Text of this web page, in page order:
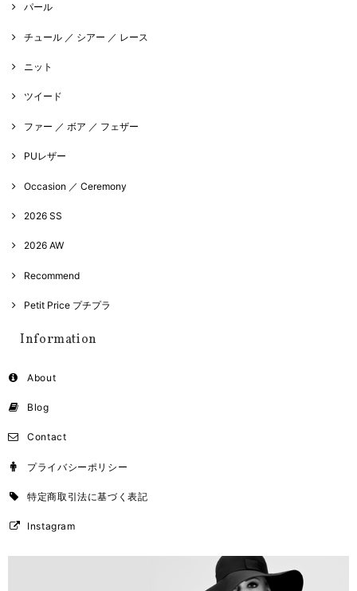
パール
チュール ／ シアー ／ レース
ニット
ツイード
ファー ／ ボア ／ フェザー
PUレザー
Occasion ／ Ceremony
2026 SS
2026 AW
Recommend
Petit Price プチプラ
Information
About
Blog
Contact
プライバシーポリシー
特定商取引法に基づく表記
Instagram